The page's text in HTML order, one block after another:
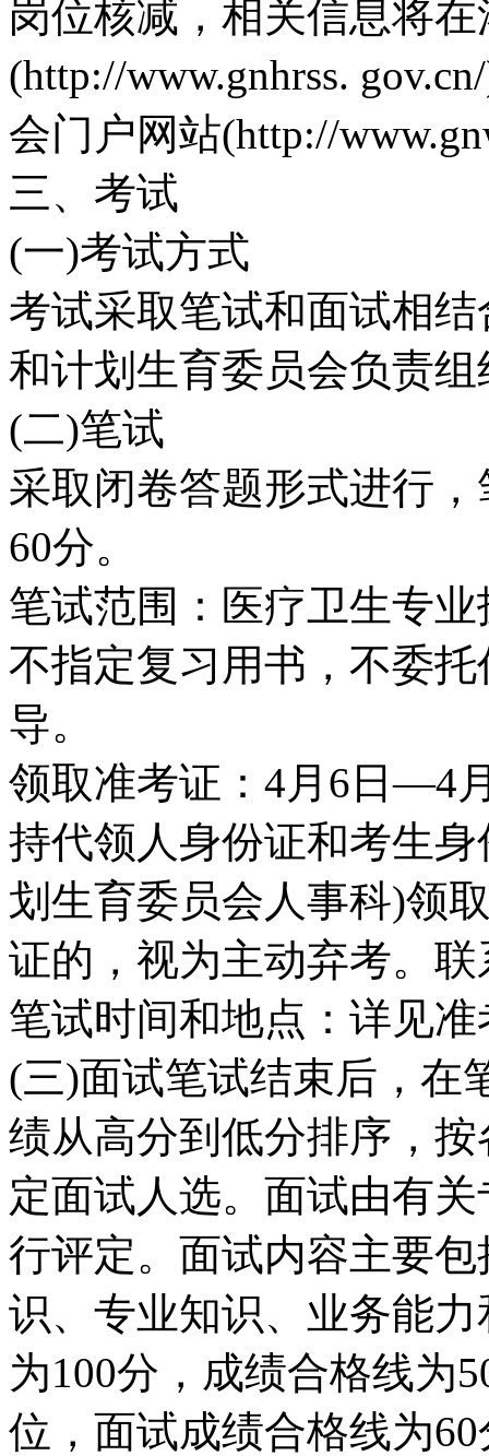
岗位核减，相关信息将
(http://www.gnhrss.
会门户网站(http://
三、考试
(一)考试方式
考试采取笔试和面试相
和计划生育委员会负责
(二)笔试
采取闭卷答题形式进行
60分。
笔试范围：医疗卫生专
不指定复习用书，不委
导。
领取准考证：4月6日—4
持代领人身份证和考生
划生育委员会人事科)领
证的，视为主动弃考。联
笔试时间和地点：详见准
(三)面试笔试结束后，在
绩从高分到低分排序，
定面试人选。面试由有
行评定。面试内容主要
识、专业知识、业务能
为100分，成绩合格线为
位，面试成绩合格线为